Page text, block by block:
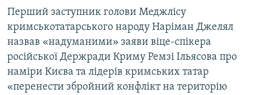
ВСЕ ЗА ДЕНЬ
СПЕЦПРОЕКТИ
ДЕПОРТАЦІЯ
ВІДЕОУРОКИ «ELIFBE»
ЯК ОБІЙТИ БЛОКУВАННЯ
Русский
Перший заступник голови Меджлісу
кримськотатарського народу Наріман Джелял
назвав «надуманими» заяви віце-спікера
російської Держради Криму Ремзі Ільясова про
наміри Києва та лідерів кримських татар
«перенести збройний конфлікт на територію